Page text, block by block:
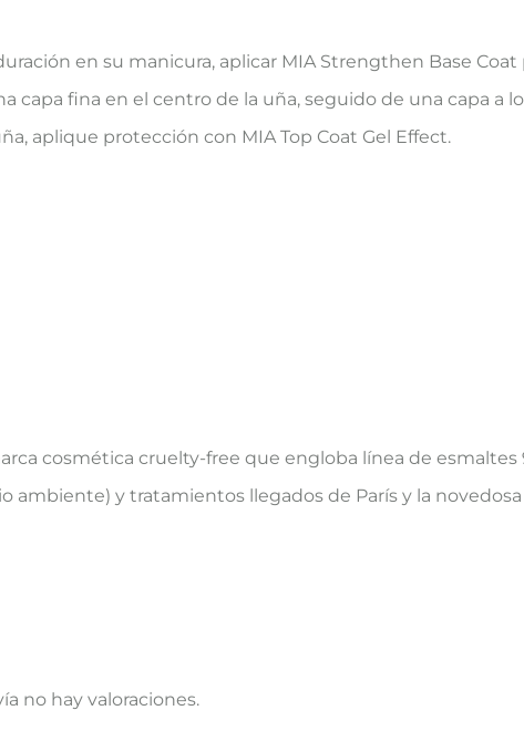
en su manicura, aplicar MIA Strengthen Base
capa fina en el centro de la uña, seguido de una capa a
aplique protección con MIA Top Coat Gel Effect.
cosmética cruelty-free que engloba línea de
ambiente) y tratamientos llegados de París y la
no hay valoraciones.